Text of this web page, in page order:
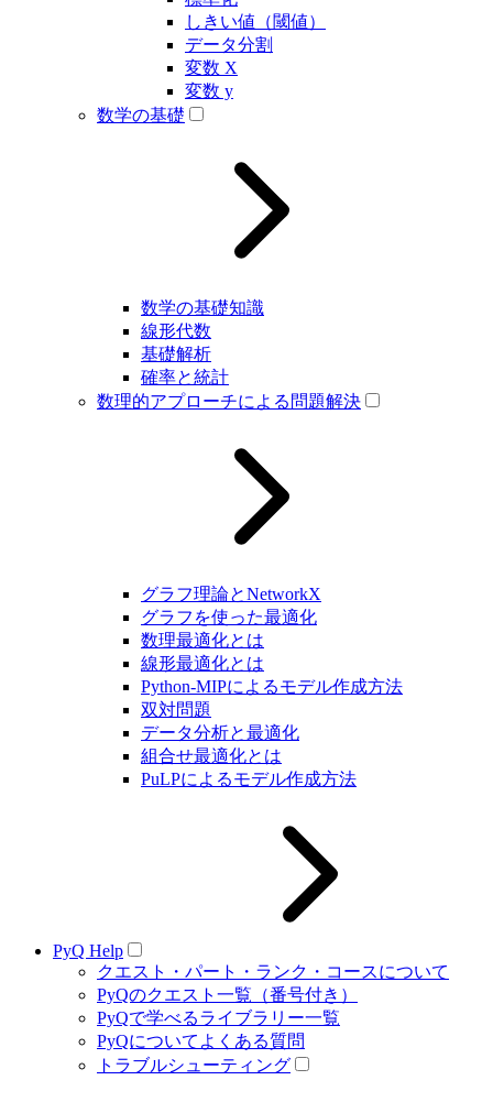
しきい値（閾値）
データ分割
変数 X
変数 y
数学の基礎
数学の基礎知識
線形代数
基礎解析
確率と統計
数理的アプローチによる問題解決
グラフ理論とNetworkX
グラフを使った最適化
数理最適化とは
線形最適化とは
Python-MIPによるモデル作成方法
双対問題
データ分析と最適化
組合せ最適化とは
PuLPによるモデル作成方法
PyQ Help
クエスト・パート・ランク・コースについて
PyQのクエスト一覧（番号付き）
PyQで学べるライブラリー一覧
PyQについてよくある質問
トラブルシューティング